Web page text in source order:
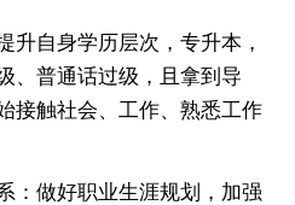
自身学历层次，专升本，
、普通话过级，且拿到导
接触社会、工作、熟悉工作
做好职业生涯规划，加强